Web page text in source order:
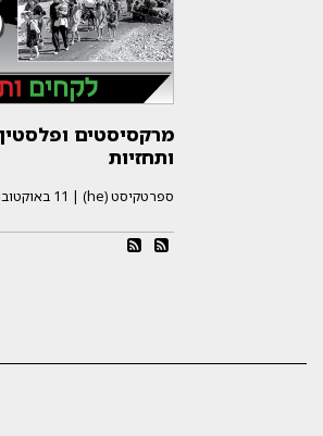
מרקסיסטים
ותחזיות
ספרטקיסט (he) | 11 באוקטובר 2025